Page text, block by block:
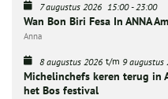
7 augustus 2026 15:00-23:00
Wan Bon Biri Fesa In ANNA
Anna
8 augustus 2026 t/m 9 augustus
Michelinchefs keren terug in
het Bos festival